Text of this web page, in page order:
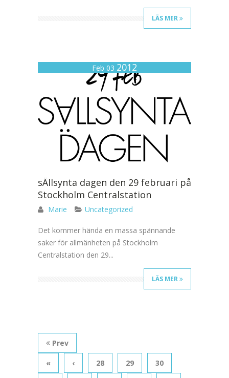
LÄS MER
Feb 03 2012
sÄllsynta dagen den 29 februari på
Stockholm Centralstation
Marie Uncategorized
Det kommer hända en massa spännande
saker för allmänheten på Stockholm
Centralstation den 29...
LÄS MER
Prev
« ‹ 28 29 30